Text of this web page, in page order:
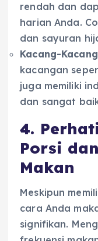
rendah dan
harian Anda.
dan sayuran
Kacang-
kacangan
juga memiliki
dan sangat
4.
Porsi
Makan
Meskipun
cara Anda
signifikan.